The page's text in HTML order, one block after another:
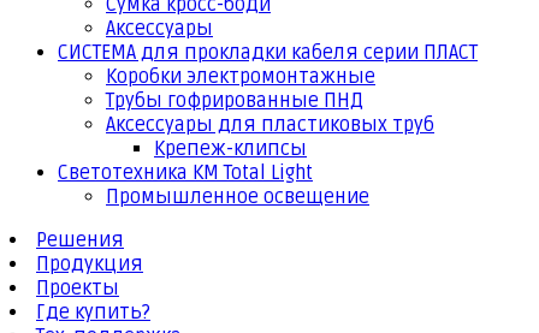
Сумка кросс-боди
Аксессуары
СИСТЕМА для прокладки кабеля серии ПЛАСТ
Коробки электромонтажные
Трубы гофрированные ПНД
Аксессуары для пластиковых труб
Крепеж-клипсы
Светотехника КМ Total Light
Промышленное освещение
Решения
Продукция
Проекты
Где купить?